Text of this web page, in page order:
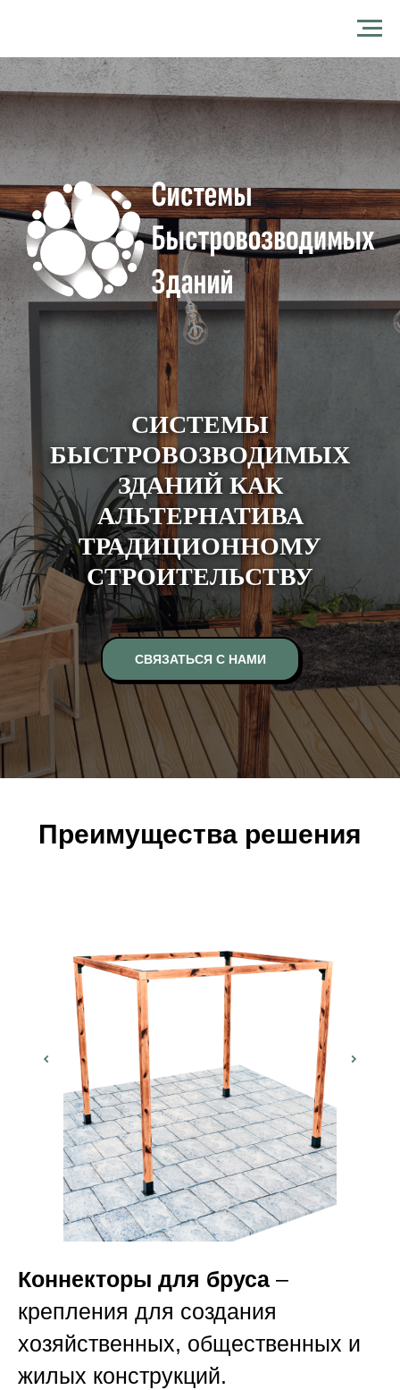
СИСТЕМЫ
БЫСТРОВОЗВОДИМЫХ
ЗДАНИЙ КАК
АЛЬТЕРНАТИВА
ТРАДИЦИОННОМУ
СТРОИТЕЛЬСТВУ
СВЯЗАТЬСЯ С НАМИ
Преимущества решения
Коннекторы для бруса –
крепления для создания
хозяйственных, общественных и
жилых конструкций.